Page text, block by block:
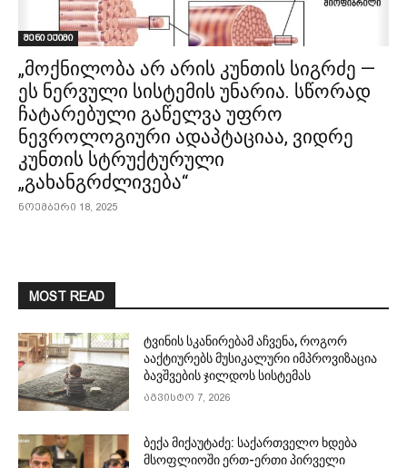
შენი ექიმი
„მოქნილობა არ არის კუნთის სიგრძე —
ეს ნერვული სისტემის უნარია. სწორად
ჩატარებული გაწელვა უფრო
ნევროლოგიური ადაპტაციაა, ვიდრე
კუნთის სტრუქტურული
„გახანგრძლივება“
ნოემბერი 18, 2025
MOST READ
ტვინის სკანირებამ აჩვენა, როგორ
ააქტიურებს მუსიკალური იმპროვიზაცია
ბავშვების ჯილდოს სისტემას
აგვისტო 7, 2026
ბექა მიქაუტაძე: საქართველო ხდება
მსოფლიოში ერთ-ერთი პირველი